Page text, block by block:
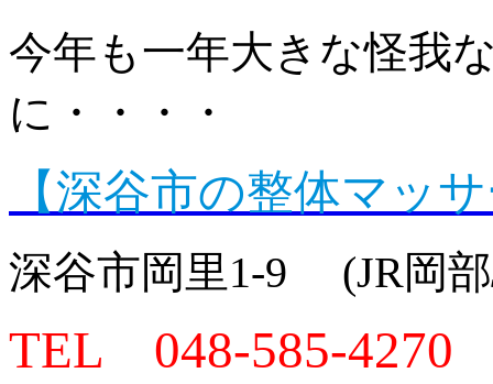
今年も一年大きな怪我
に・・・・
【深谷市の整体マッ
深谷市岡里1-9 (JR岡
TEL 048-585-4270